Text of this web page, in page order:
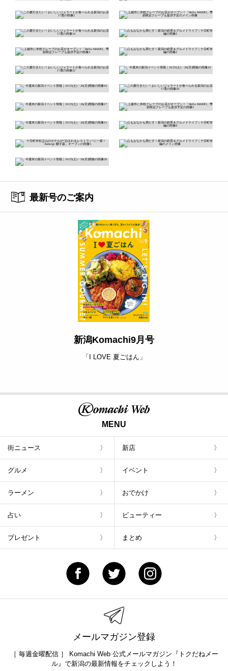
最新号のご案内
新潟Komachi9月号
「I LOVE 夏ごはん」
MENU
街ニュース 新店
グルメ イベント
ラーメン おでかけ
占い ビューティー
プレゼント まとめ
メールマガジン登録
［ 毎週金曜配信 ］ Komachi Web 公式メールマガジン『トクだねメー
ル』で新潟の最新情報をチェックしよう！